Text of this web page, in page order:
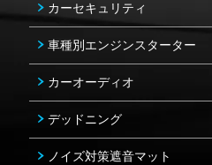
カーセキュリティ
車種別エンジンスターター
カーオーディオ
デッドニング
ノイズ対策遮音マット